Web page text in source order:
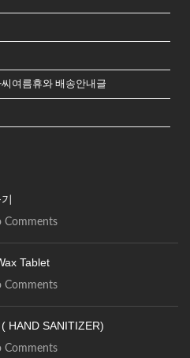
여름휴와 배송안내글
Comments
Tablet
Comments
HAND SANITIZER)
Comments